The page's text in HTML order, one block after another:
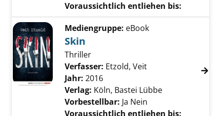
Voraussichtlich entliehen bis:
Mediengruppe: eBook
Skin
Thriller
Verfasser: Etzold, Veit Suche nach
Jahr: 2016
Verlag: Köln, Bastei Lübbe
Vorbestellbar: Ja Nein
Voraussichtlich entliehen bis: